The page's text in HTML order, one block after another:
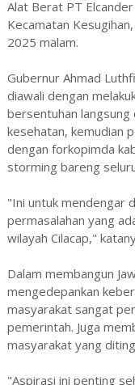
Alat Berat PT
Kecamatan
2025 malam.
Gubernur Ahmad
diawali dengan
bersentuhan langsung
kesehatan, kemudian
dengan forkopimda
storming bareng
"Ini untuk mendengar
permasalahan yang
wilayah Cilacap,"
Dalam membangun
mengedepankan
masyarakat sangat
pemerintah. Juga
masyarakat yang
"Aspirasi ini penting